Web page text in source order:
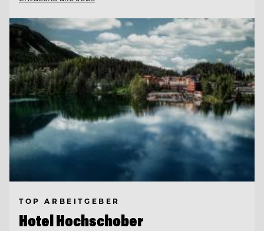
TOP ARBEITGEBER
Hotel Hochschober